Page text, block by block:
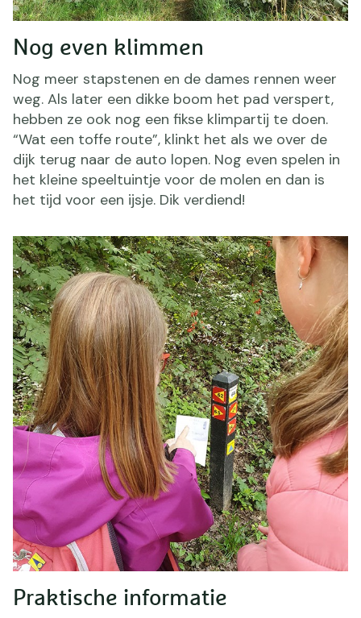
Nog even klimmen
Nog meer stapstenen en de dames rennen weer
weg. Als later een dikke boom het pad verspert,
hebben ze ook nog een fikse klimpartij te doen.
“Wat een toffe route”, klinkt het als we over de
dijk terug naar de auto lopen. Nog even spelen in
het kleine speeltuintje voor de molen en dan is
het tijd voor een ijsje. Dik verdiend!
Praktische informatie